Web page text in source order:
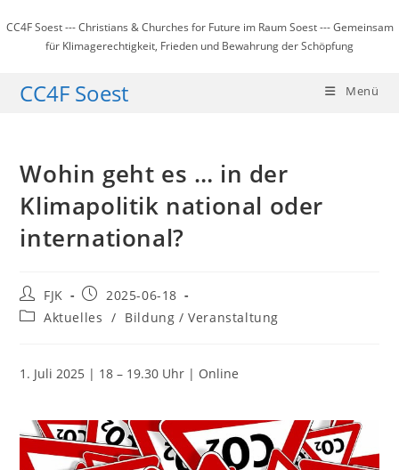
Inhalt
springen
CC4F Soest --- Christians & Churches for Future im Raum Soest --- Gemeinsam
für Klimagerechtigkeit, Frieden und Bewahrung der Schöpfung
CC4F Soest Menü
Wohin geht es … in der
Klimapolitik national oder
international?
Beitrags-
Autor:
FJK
Beitrag
veröffentlicht:
2025-06-18
Beitrags-
Aktuelles / Bildung / Veranstaltung
1. Juli 2025 | 18 – 19.30 Uhr | Online